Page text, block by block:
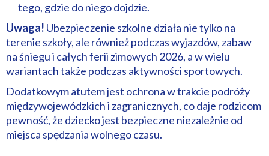
tego, gdzie do niego dojdzie.
Uwaga! Ubezpieczenie szkolne działa nie tylko na
terenie szkoły, ale również podczas wyjazdów, zabaw
na śniegu i całych ferii zimowych 2026, a w wielu
wariantach także podczas aktywności sportowych.
Dodatkowym atutem jest ochrona w trakcie podróży
międzywojewódzkich i zagranicznych, co daje rodzicom
pewność, że dziecko jest bezpieczne niezależnie od
miejsca spędzania wolnego czasu.